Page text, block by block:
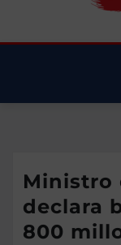
Ministro
declara
800